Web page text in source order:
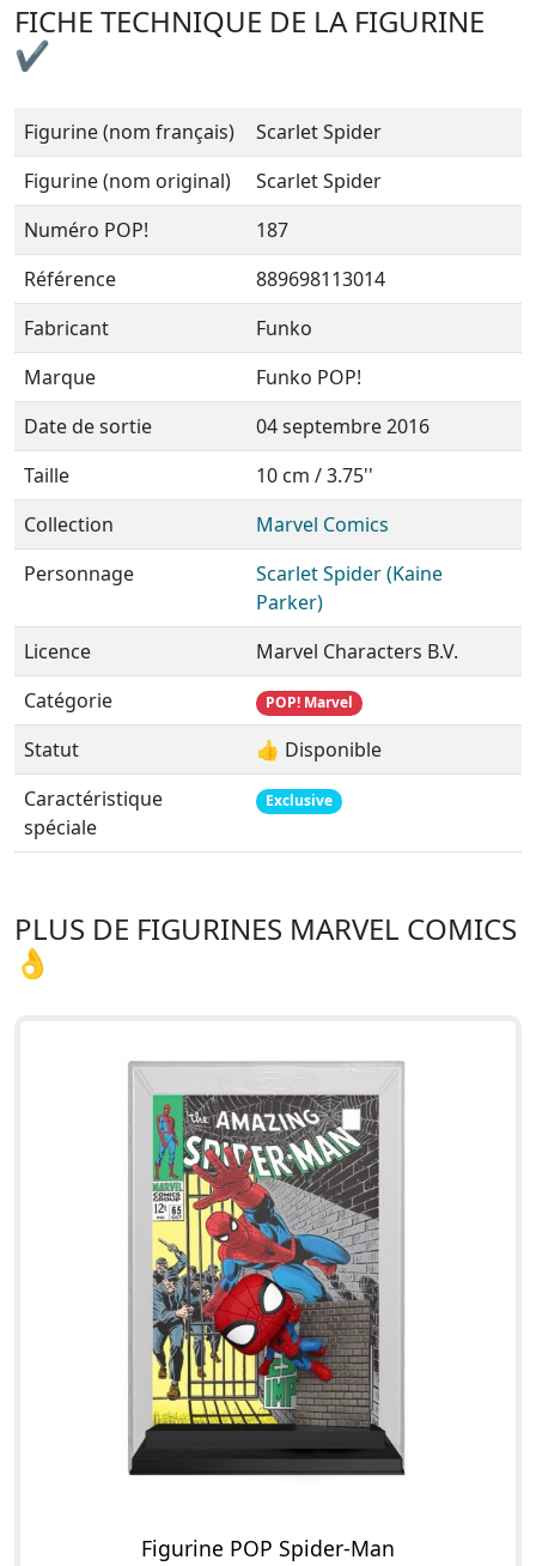
FICHE TECHNIQUE DE LA FIGURINE
✔
Figurine (nom français)
Scarlet Spider
Figurine (nom original)
Scarlet Spider
Numéro POP!
187
Référence
889698113014
Fabricant
Funko
Marque
Funko POP!
Date de sortie
04 septembre 2016
Taille
10 cm / 3.75''
Collection
Marvel Comics
Personnage
Scarlet Spider (Kaine
Parker)
Licence
Marvel Characters B.V.
Catégorie
POP! Marvel
Statut
👍 Disponible
Caractéristique
spéciale
Exclusive
PLUS DE FIGURINES MARVEL COMICS
👌
Figurine POP Spider-Man